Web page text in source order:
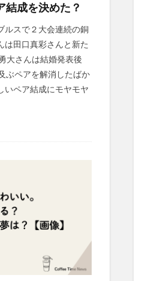
結成を決めた？
ルスで２大会連続の銅
は田口真彩さんと新た
大さんは結婚発表後
ぶペアを解消したばか
いペア結成にモヤモヤ